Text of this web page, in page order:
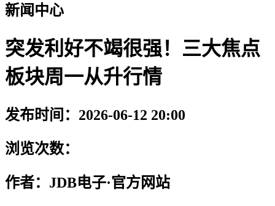
新闻中心
突发利好不竭很强！三大焦点
板块周一从升行情
发布时间：2026-06-12 20:00
浏览次数：
作者：JDB电子·官方网站